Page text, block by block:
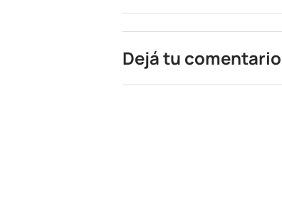
Dejá tu comentario